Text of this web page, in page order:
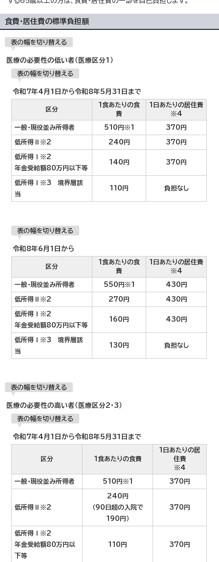
食費・居住費の標準負担額
表の幅を切り替える
医療の必要性の低い者（医療区分1）
表の幅を切り替える
令和7年4月1日から令和8年5月31日まで
区分
1食あたりの食
費
1日あたりの居住費
※4
一般・現役並み所得者 510円※1 370円
低所得Ⅱ※2 240円 370円
低所得Ⅰ※2
年金受給額80万円以下等
140円 370円
低所得Ⅰ※3 境界層該
当
110円 負担なし
表の幅を切り替える
令和8年6月1日から
区分
1食あたりの食
費
1日あたりの居住費
※4
一般・現役並み所得者 550円※1 430円
低所得Ⅱ※2 270円 430円
低所得Ⅰ※2
年金受給額80万円以下等
160円 430円
低所得Ⅰ※3 境界層該
当
130円 負担なし
表の幅を切り替える
医療の必要性の高い者（医療区分2・3）
表の幅を切り替える
令和7年4月1日から令和8年5月31日まで
区分 1食あたりの食費
1日あたりの居
住費
※4
一般・現役並み所得者 510円※1 370円
低所得Ⅱ※2
240円
（90日超の入院で
190円）
370円
低所得Ⅰ※2
年金受給額80万円以
下等
110円 370円